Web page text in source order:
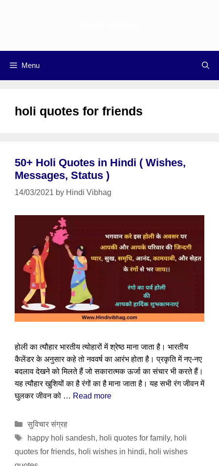
Menu
holi quotes for friends
50+ Holi Quotes in Hindi ( Wishes,
Messages, Status )
14/03/2021 by Hindi Vibhag
होली का त्यौहार भारतीय त्योहारों में श्रेष्ठ माना जाता है। भारतीय
कैलेंडर के अनुसार कहे तो नववर्ष का आरंभ होता है। प्रकृति में नए-नए
बदलाव देखने को मिलते हैं जो सकारात्मक ऊर्जा का संचार भी करते हैं।
यह त्यौहार खुशियों का है रंगों का है माना जाता है। यह सभी रंग जीवन में
घुलकर जीवन को … Read more
Categories
सुविचार संग्रह
Tags
happy holi sandesh, holi quotes for family, holi
quotes for friends, holi wishes in hindi, holi wishes